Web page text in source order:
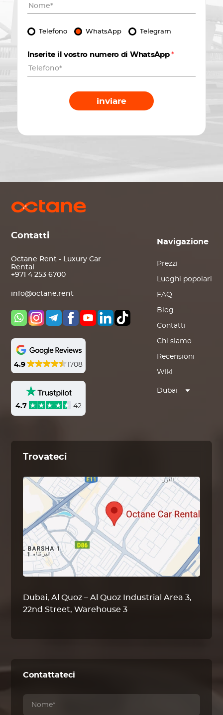
Telefono WhatsApp Telegram
Inserite il vostro numero di WhatsApp*
inviare
Contatti
Octane Rent - Luxury Car
Rental
+971 4 253 6700
info@octane.rent
4.9 1708
4.7 42
Navigazione
Prezzi
Luoghi popolari
FAQ
Blog
Contatti
Chi siamo
Recensioni
Wiki
Dubai
Trovateci
Dubai, Al Quoz – Al Quoz Industrial Area 3,
22nd Street, Warehouse 3
Contattateci